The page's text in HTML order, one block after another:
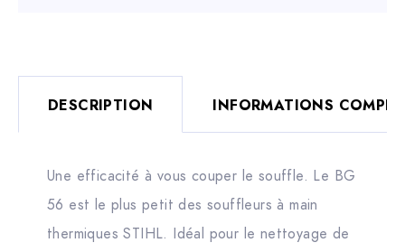
DESCRIPTION INFORMATIONS
Une efficacité à vous couper le souffle. Le BG
56 est le plus petit des souffleurs à main
thermiques STIHL. Idéal pour le nettoyage de